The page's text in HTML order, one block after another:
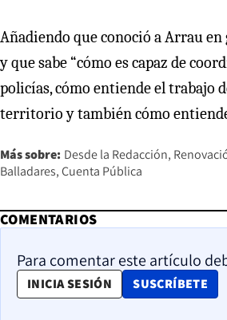
Añadiendo que conoció a Arrau
y que sabe “cómo es capaz de
policías, cómo entiende el trabajo
territorio y también cómo
Más sobre: Desde la Redacción
Balladares Cuenta Pública
COMENTARIOS
Para comentar este artículo
INICIA SESIÓN SUSCRÍBETE
OPENS IN NEW